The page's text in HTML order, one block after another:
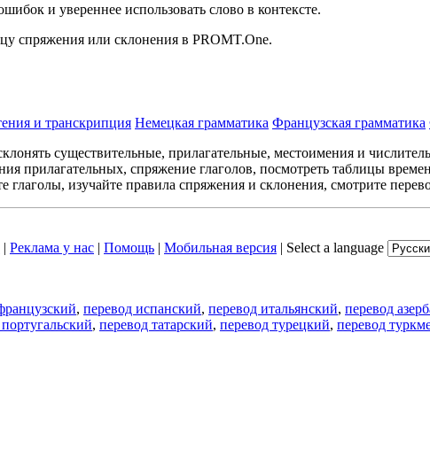
и увереннее использовать слово в контексте.
спряжения или склонения в PROMT.One.
и транскрипция Немецкая грамматика Французская грамматика
существительные, прилагательные, местоимения и
прилагательных, спряжение глаголов, посмотреть таблицы
глаголы, изучайте правила спряжения и склонения, смотрите
| Реклама у нас | Помощь | Мобильная версия | Select a language
, перевод испанский, перевод итальянский, перевод
, перевод татарский, перевод турецкий, перевод